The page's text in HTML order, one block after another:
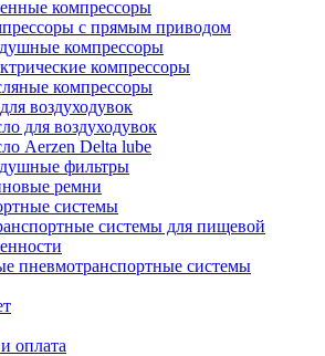
компрессоры
с прямым приводом
компрессоры
компрессоры
компрессоры
воздуходувок
воздуходувок
Aerzen Delta lube
фильтры
ремни
системы
системы для пищевой
системы